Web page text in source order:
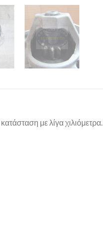
με λίγα χιλιόμετρα.